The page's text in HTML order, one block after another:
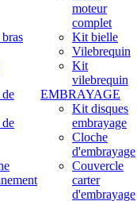
moteur
complet
Kit bielle
Vilebrequin
Kit
vilebrequin
EMBRAYAGE
Kit disques
embrayage
Cloche
d'embrayage
Couvercle
carter
d'embrayage